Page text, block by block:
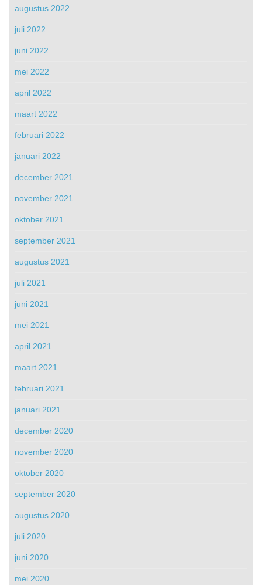
augustus 2022
juli 2022
juni 2022
mei 2022
april 2022
maart 2022
februari 2022
januari 2022
december 2021
november 2021
oktober 2021
september 2021
augustus 2021
juli 2021
juni 2021
mei 2021
april 2021
maart 2021
februari 2021
januari 2021
december 2020
november 2020
oktober 2020
september 2020
augustus 2020
juli 2020
juni 2020
mei 2020